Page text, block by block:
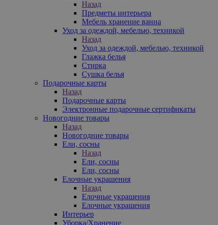
Назад
Предметы интерьера
Мебель хранение ванна
Уход за одеждой, мебелью, техникой
Назад
Уход за одеждой, мебелью, техникой
Глажка белья
Стирка
Сушка белья
Подарочные карты
Назад
Подарочные карты
Электронные подарочные сертификаты
Новогодние товары
Назад
Новогодние товары
Ели, сосны
Назад
Ели, сосны
Ели, сосны
Елочные украшения
Назад
Елочные украшения
Елочные украшения
Интерьер
Уборка/Хранение